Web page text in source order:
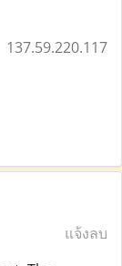
137.59.220.117
แจ้งลบ